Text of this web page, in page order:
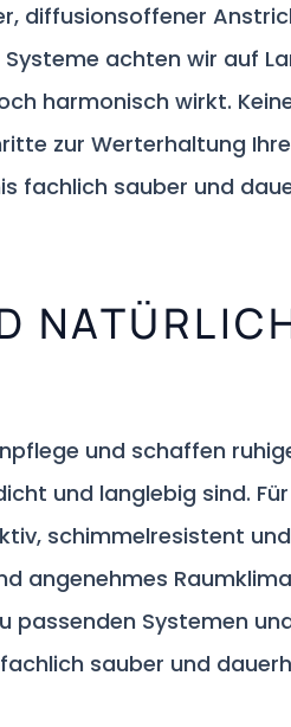
diffusionsoffener
achten wir auf
harmonisch wirkt.
zur Werterhaltung
fachlich sauber und
und schaffen
und langlebig sind.
schimmelresistent
angenehmes
Systemen
sauber und